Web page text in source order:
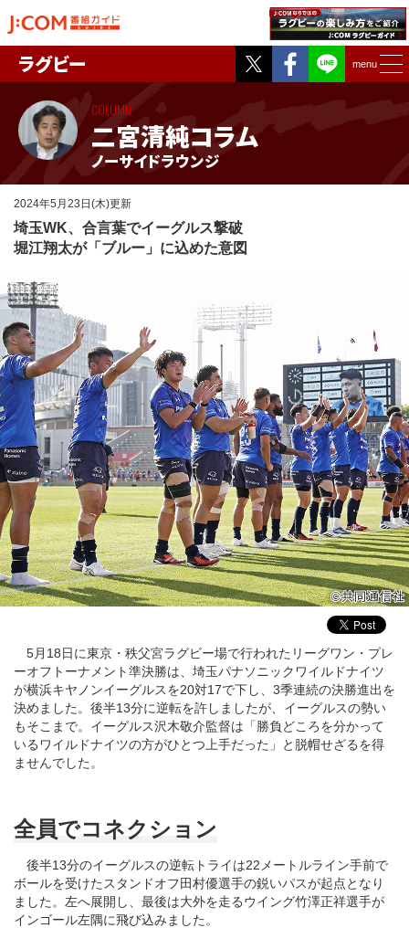
Twitter
Facebook
menu
ラグビー
二宮清純コラム
ノーサイドラウンジ
COLUMN
2024年5月23日(木)更新
埼玉WK、合言葉でイーグルス撃破
堀江翔太が「ブルー」に込めた意図
5月18日に東京・秩父宮ラグビー場で行われたリーグワン・プレ
ーオフトーナメント準決勝は、埼玉パナソニックワイルドナイツ
が横浜キヤノンイーグルスを20対17で下し、3季連続の決勝進出を
決めました。後半13分に逆転を許しましたが、イーグルスの勢い
もそこまで。イーグルス沢木敬介監督は「勝負どころを分かって
いるワイルドナイツの方がひとつ上手だった」と脱帽せざるを得
ませんでした。
全員でコネクション
後半13分のイーグルスの逆転トライは22メートルライン手前で
ボールを受けたスタンドオフ田村優選手の鋭いパスが起点となり
ました。左へ展開し、最後は大外を走るウイング竹澤正祥選手が
インゴール左隅に飛び込みました。